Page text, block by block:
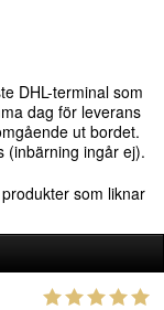
DHL-terminal som
dag för leverans
ut bordet.
(inbärning ingår ej).
som liknar